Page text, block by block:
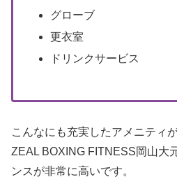
グローブ
更衣室
ドリンクサービス
こんなにも充実したアメニティ
ZEAL BOXING FITNESS岡山大
ンスが非常に高いです。